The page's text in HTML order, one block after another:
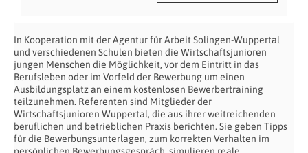
In Kooperation mit der Agentur für Arbeit Solingen-Wuppertal
und verschiedenen Schulen bieten die Wirtschaftsjunioren
jungen Menschen die Möglichkeit, vor dem Eintritt in das
Berufsleben oder im Vorfeld der Bewerbung um einen
Ausbildungsplatz an einem kostenlosen Bewerbertraining
teilzunehmen. Referenten sind Mitglieder der
Wirtschaftsjunioren Wuppertal, die aus ihrer weitreichenden
beruflichen und betrieblichen Praxis berichten. Sie geben Tipps
für die Bewerbungsunterlagen, zum korrekten Verhalten im
persönlichen Bewerbungsgespräch, simulieren reale